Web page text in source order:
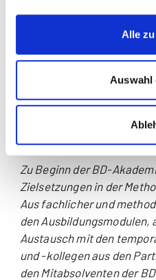
Alle
Auswahl
ansteckende
Innovationsparks Zürich
das Team vermittelt mit
Ressourcen auf kreative
Mein gewonnener
Zu Beginn der BD-
Zielsetzungen in der
Aus fachlicher und
den Ausbildungsmodulen,
Austausch mit den
und -kollegen aus den
den Mitabsolventen der